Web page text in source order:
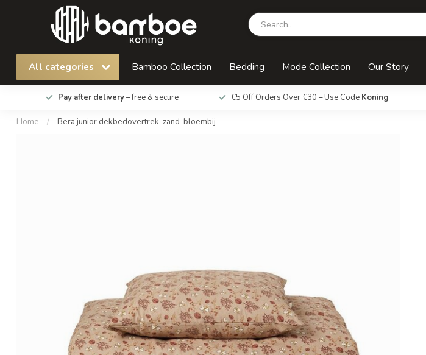
All categories Bamboo Collection Bedding Mode Collection Our Story
Pay after delivery– free & secure €5 Off Orders Over €30 – Use Code Koning
Home / Bera junior dekbedovertrek-zand-bloembij
Bera junior dekbedovertrek-zand-bloembij